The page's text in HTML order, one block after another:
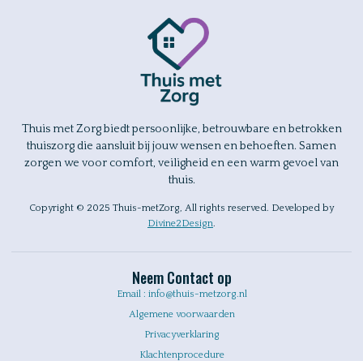
Thuis met Zorg biedt persoonlijke, betrouwbare en betrokken
thuiszorg die aansluit bij jouw wensen en behoeften. Samen
zorgen we voor comfort, veiligheid en een warm gevoel van
thuis.
Copyright © 2025 Thuis-metZorg, All rights reserved. Developed by
Divine2Design.
Neem Contact op
Email : info@thuis-metzorg.nl
Algemene voorwaarden
Privacyverklaring
Klachtenprocedure